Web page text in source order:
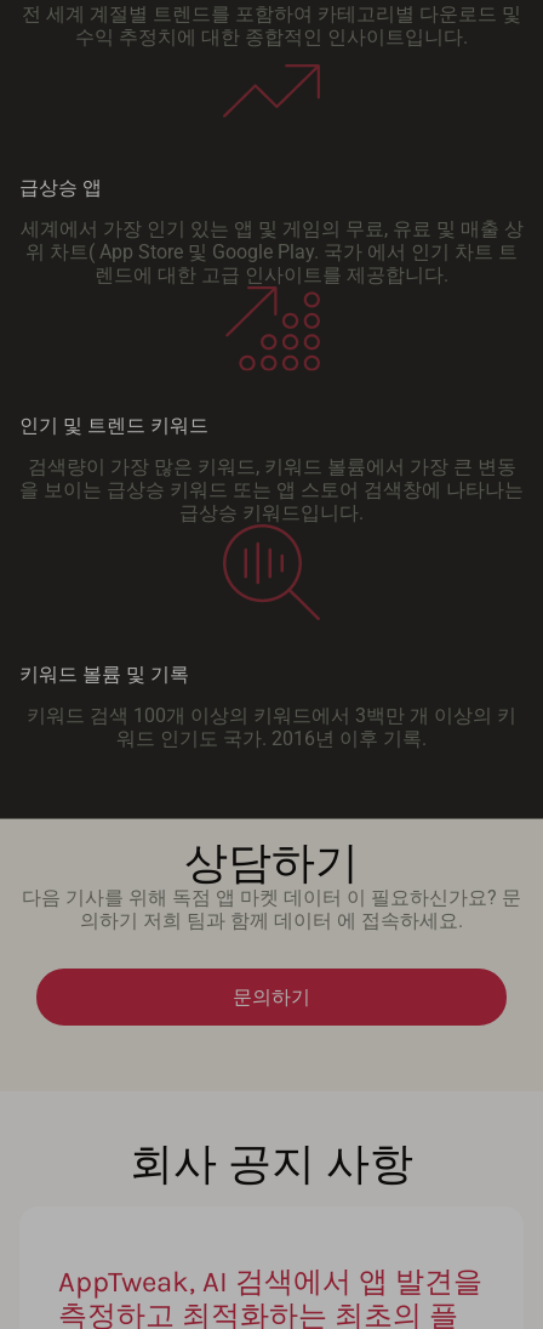
전 세계 계절별 트렌드를 포함하여 카테고리별 다운로드 및
수익 추정치에 대한 종합적인 인사이트입니다.
급상승 앱
세계에서 가장 인기 있는 앱 및 게임의 무료, 유료 및 매출 상
위 차트( App Store 및 Google Play. 국가 에서 인기 차트 트
렌드에 대한 고급 인사이트를 제공합니다.
인기 및 트렌드 키워드
검색량이 가장 많은 키워드, 키워드 볼륨에서 가장 큰 변동
을 보이는 급상승 키워드 또는 앱 스토어 검색창에 나타나는
급상승 키워드입니다.
키워드 볼륨 및 기록
키워드 검색 100개 이상의 키워드에서 3백만 개 이상의 키
워드 인기도 국가. 2016년 이후 기록.
상담하기
다음 기사를 위해 독점 앱 마켓 데이터 이 필요하신가요? 문
의하기 저희 팀과 함께 데이터 에 접속하세요.
문의하기
회사 공지 사항
AppTweak, AI 검색에서 앱 발견을
측정하고 최적화하는 최초의 플